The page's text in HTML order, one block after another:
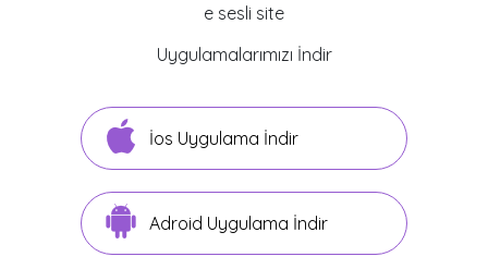
e sesli site
Uygulamalarımızı İndir
İos Uygulama İndir
Adroid Uygulama İndir